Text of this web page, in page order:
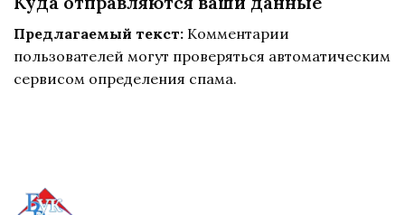
Предлагаемый текст: Комментарии
пользователей могут проверяться автоматическим
сервисом определения спама.